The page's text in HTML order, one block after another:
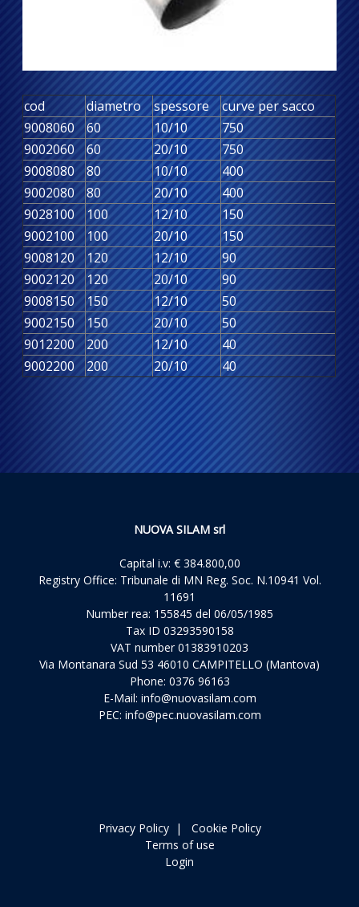
cod diametro spessore
curve per sacco
9008060
60 10/10
750
9002060
60 20/10
750
9008080
80 10/10
400
9002080
80 20/10
400
9028100
100 12/10
150
9002100
100 20/10
150
9008120
120 12/10
90
9002120
120 20/10
90
9008150
150 12/10
50
9002150
150 20/10
50
9012200
200 12/10
40
9002200
200 20/10 40
NUOVA SILAM srl
Capital i.v: € 384.800,00
Registry Office: Tribunale di MN Reg. Soc. N.10941 Vol.
11691
Number rea: 155845 del 06/05/1985
Tax ID 03293590158
VAT number 01383910203
Via Montanara Sud 53 46010 CAMPITELLO (Mantova)
Phone: 0376 96163
E-Mail: info@nuovasilam.com
PEC: info@pec.nuovasilam.com
Privacy Policy| Cookie Policy
Terms of use
Login